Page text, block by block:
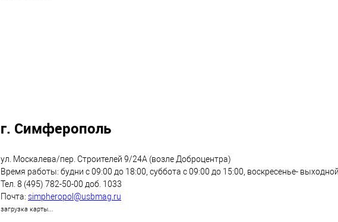
г. Симферополь
ул. Москалева/пер. Строителей 9/24А (возле Доброцентра)
Время работы: будни с 09:00 до 18:00, суббота с 09:00 до 15:00, воскресенье-
Тел. 8 (495) 782-50-00 доб. 1033
Почта: simpheropol@usbmag.ru
загрузка карты...